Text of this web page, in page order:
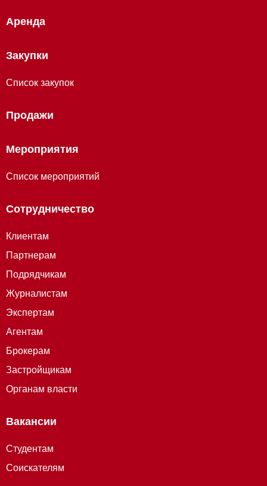
Аренда
Закупки
Список закупок
Продажи
Мероприятия
Список мероприятий
Сотрудничество
Клиентам
Партнерам
Подрядчикам
Журналистам
Экспертам
Агентам
Брокерам
Застройщикам
Органам власти
Вакансии
Студентам
Соискателям